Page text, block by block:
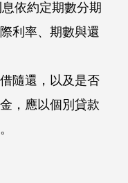
依約定期數分期
利率、期數與還
隨還，以及是否
，應以個別貸款